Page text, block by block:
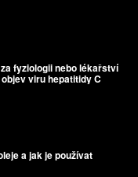
fyziologii nebo lékařství
viru hepatitidy C
a jak je používat